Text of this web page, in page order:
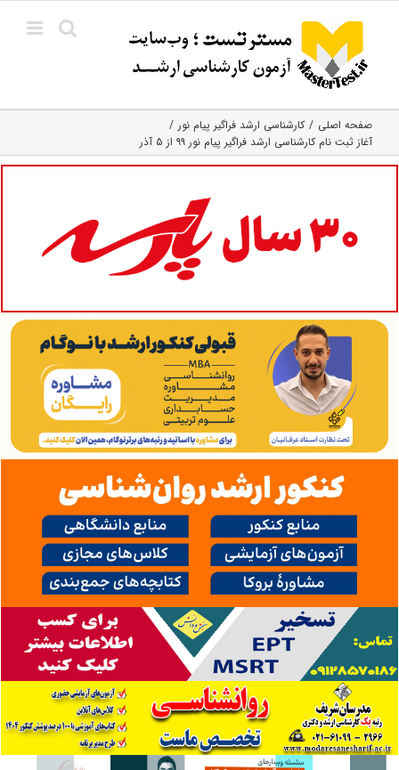
content
صفحه اصلی
کارشناسی ارشد فراگیر پیام نور
آغاز ثبت نام کارشناسی ارشد فراگیر پیام نور ۹۹ از ۵ آذر